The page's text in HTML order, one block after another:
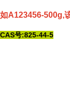
如A123456-500g,
CAS号:825-44-5